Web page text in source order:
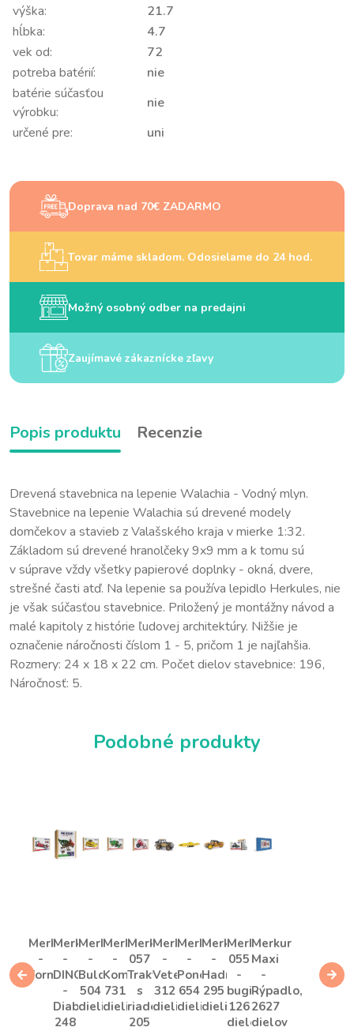
výška:
21.7
hĺbka:
4.7
vek od:
72
potreba batérií:
nie
batérie súčasťou
výrobku:
nie
určené pre:
uni
Doprava nad 70€ ZADARMO
Tovar máme skladom. Odosielame do 24 hod.
Možný osobný odber na predajni
Zaujímavé zákaznícke zľavy
Popis produktu Recenzie
Drevená stavebnica na lepenie Walachia - Vodný mlyn.
Stavebnice na lepenie Walachia sú drevené modely
domčekov a stavieb z Valašského kraja v mierke 1:32.
Základom sú drevené hranolčeky 9x9 mm a k tomu sú
v súprave vždy všetky papierové doplnky - okná, dvere,
strešné časti atď. Na lepenie sa používa lepidlo Herkules, nie
je však súčasťou stavebnice. Priložený je montážny návod a
malé kapitoly z histórie ľudovej architektúry. Nižšie je
označenie náročnosti číslom 1 - 5, pričom 1 je najľahšia.
Rozmery: 24 x 18 x 22 cm. Počet dielov stavebnice: 196,
Náročnosť: 5.
Podobné produkty
Merkur
-
Formula
Merkur
-
DINO
-
Diabloceratops,
248
Merkur
-
Buldozér,
504
dielikov
Merkur
-
Kombajn,
731
dielikov
Merkur
057
Traktor
s
riadením,
205
Merkur
-
Veterán,
312
dielikov
Merkur
-
Ponorka,
654
dielikov
Merkur
-
Hadroplán,
295
dielikov
Merkur
055
-
bugina,
126
dielov
Merkur
Maxi
-
Rýpadlo,
2627
dielov